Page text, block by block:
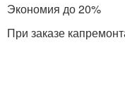
Экономия до 20%
При заказе